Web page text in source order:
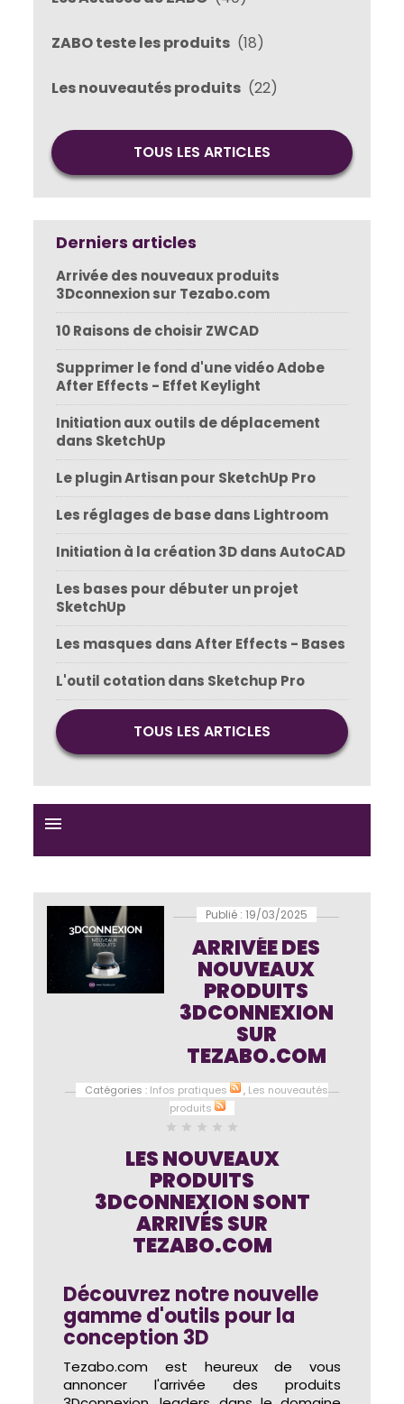
ZABO teste les produits (18)
Les nouveautés produits (22)
TOUS LES ARTICLES
Derniers articles
Arrivée des nouveaux produits
3Dconnexion sur Tezabo.com
10 Raisons de choisir ZWCAD
Supprimer le fond d'une vidéo Adobe
After Effects - Effet Keylight
Initiation aux outils de déplacement
dans SketchUp
Le plugin Artisan pour SketchUp Pro
Les réglages de base dans Lightroom
Initiation à la création 3D dans AutoCAD
Les bases pour débuter un projet
SketchUp
Les masques dans After Effects - Bases
L'outil cotation dans Sketchup Pro
TOUS LES ARTICLES
menu
Publié : 19/03/2025
ARRIVÉE DES
NOUVEAUX
PRODUITS
3DCONNEXION
SUR
TEZABO.COM
Catégories : Infos pratiques , Les nouveautés
produits
star star star star star
LES NOUVEAUX
PRODUITS
3DCONNEXION SONT
ARRIVÉS SUR
TEZABO.COM
Découvrez notre nouvelle
gamme d'outils pour la
conception 3D
Tezabo.com est heureux de vous
annoncer l'arrivée des produits